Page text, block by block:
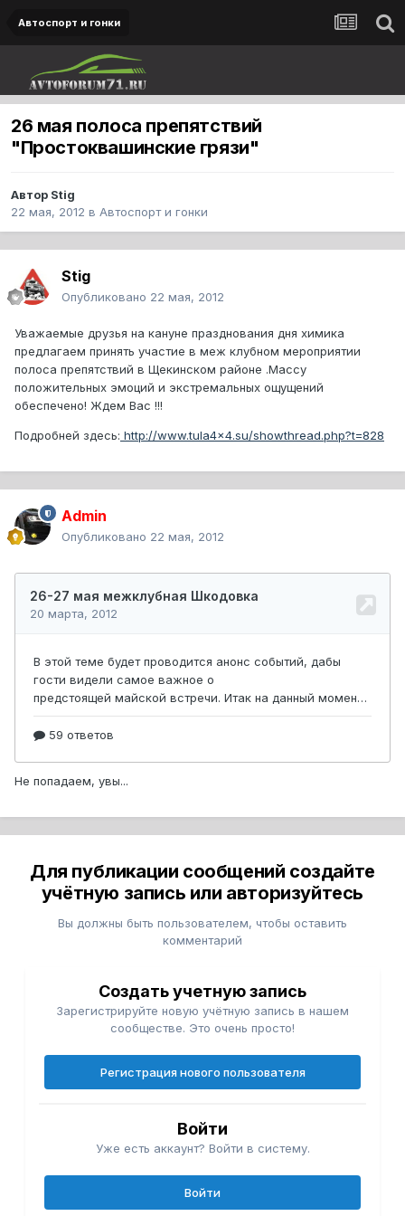
Автоспорт и гонки
26 мая полоса препятствий
"Простоквашинские грязи"
Автор Stig
22 мая, 2012 в Автоспорт и гонки
Stig
Опубликовано 22 мая, 2012
Уважаемые друзья на кануне празднования дня химика
предлагаем принять участие в меж клубном мероприятии
полоса препятствий в Щекинском районе .Массу
положительных эмоций и экстремальных ощущений
обеспечено! Ждем Вас !!!
Подробней здесь: http://www.tula4x4.su/showthread.php?t=828
Admin
Опубликовано 22 мая, 2012
Не попадаем, увы...
Для публикации сообщений создайте
учётную запись или авторизуйтесь
Вы должны быть пользователем, чтобы оставить
комментарий
Создать учетную запись
Зарегистрируйте новую учётную запись в нашем
сообществе. Это очень просто!
Регистрация нового пользователя
Войти
Уже есть аккаунт? Войти в систему.
Войти